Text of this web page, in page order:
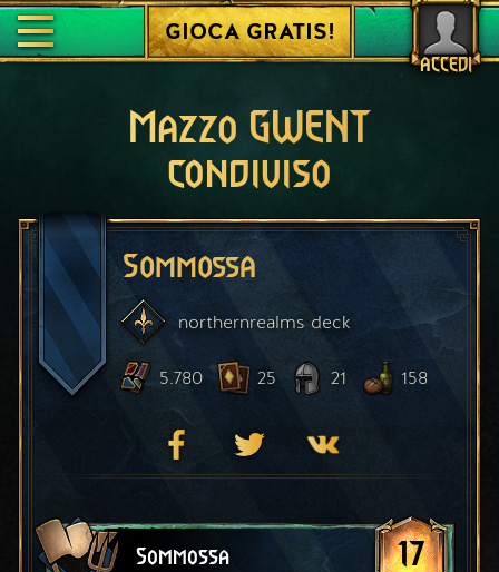
ACCEDI
GIOCA GRATIS!
Mazzo GWENT
condiviso
Sommossa
northernrealmsdeck
5.780 25 21 158
Sommossa 17